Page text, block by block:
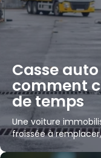
Casse
comment
de temps
Une voiture
froissée à